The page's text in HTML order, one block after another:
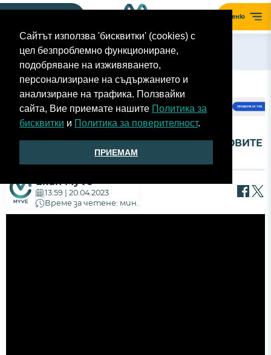
Сайтът използва 'бисквитки' (cookies) с
цел безпроблемно функциониране,
подобряване на изживяването,
персонализиране на съдържанието и
анализиране на трафика. Ползвайки
сайта, Вие приемате нашите Политика за
бисквитки и Политика за поверителност.
ПРИЕМАМ
Меню
Назад
AUTO FEST S09EP16 - ПЪРВИ ДОПИР ОТ НОВИТЕ
М МОДЕЛИ НА BMW
Екип MyVe
13:59 | 20.04.2023
Време за четене: мин.